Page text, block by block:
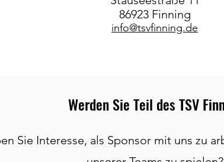
86923 Finning
info@tsvfinning.de
Werden Sie Teil des TSV
Sie Interesse, als Sponsor mit uns zu